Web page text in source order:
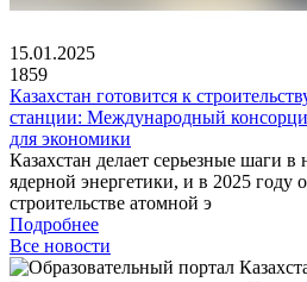
15.01.2025
1859
Казахстан готовится к
станции: Международный
для экономики
Казахстан делает серьезные шаги в
ядерной энергетики, и в 2025 году
строительстве атомной э
Подробнее
Все новости